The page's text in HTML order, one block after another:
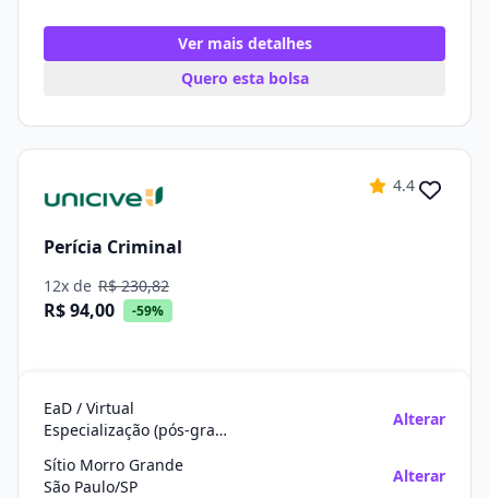
Ver mais detalhes
Quero esta bolsa
4.4
Perícia Criminal
12x de R$ 230,82
R$ 94,00 -59%
EaD / Virtual
Especialização (pós-graduação)
Alterar
Sítio Morro Grande
São Paulo/SP
Alterar